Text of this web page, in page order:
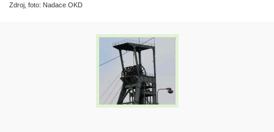
Zdroj, foto: Nadace OKD